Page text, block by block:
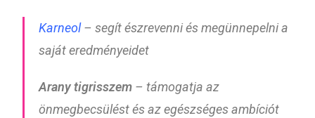
Karneol – segít észrevenni és megünnepelni a
saját eredményeidet
Arany tigrisszem – támogatja az
önmegbecsülést és az egészséges ambíciót